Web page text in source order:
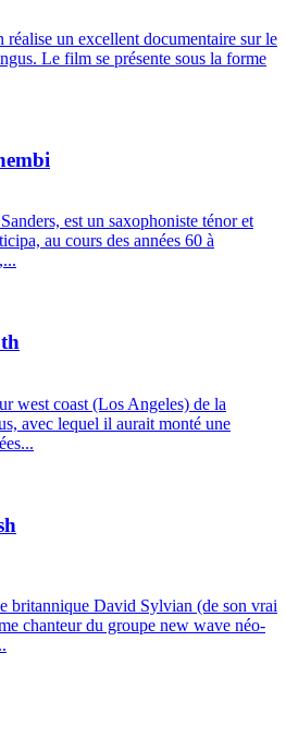
un excellent documentaire sur le
Le film se présente sous la forme
est un saxophoniste ténor et
au cours des années 60 à
west coast (Los Angeles) de la
avec lequel il aurait monté une
britannique David Sylvian (de son vrai
chanteur du groupe new wave néo-